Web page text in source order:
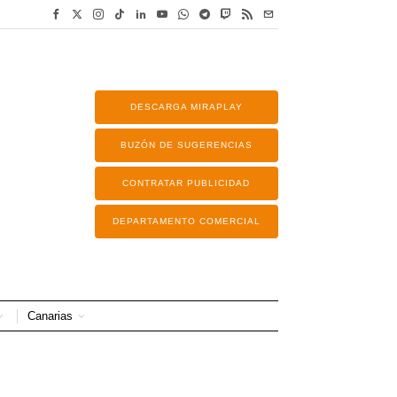
DESCARGA MIRAPLAY
BUZÓN DE SUGERENCIAS
CONTRATAR PUBLICIDAD
DEPARTAMENTO COMERCIAL
Canarias